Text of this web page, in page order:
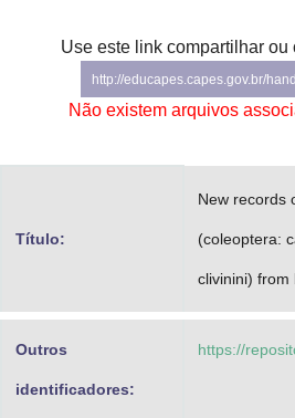
Gabinete de Segurança Institucional
Advocacia-Geral da União
Use este link compartilhar ou
http://educapes.capes.gov.br/
Não existem arquivos
Título:
New records
(coleoptera:
clivinini) from
Outros
identificadores:
https://